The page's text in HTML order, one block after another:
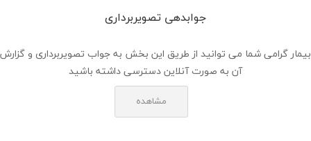
جوابدهی تصویربرداری
بیمار گرامی شما می توانید از طریق این بخش به جواب تصویربرداری و گزارش
آن به صورت آنلاین دسترسی داشته باشید
مشاهده